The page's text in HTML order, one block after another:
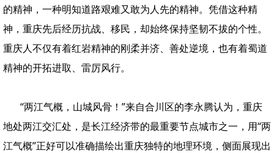
的精神，一种明知道路艰难又敢为人先的精神。凭借这种精
神，重庆先后经历抗战、移民，却始终保持坚韧不拔的个性。
重庆人不仅有着红岩精神的刚柔并济、善处逆境，也有着蜀道
精神的开拓进取、雷厉风行。
“两江气概，山城风骨！”来自合川区的李永腾认为，重庆
地处两江交汇处，是长江经济带的最重要节点城市之一，用“两
江气概”正好可以准确描绘出重庆独特的地理环境，侧面展现出